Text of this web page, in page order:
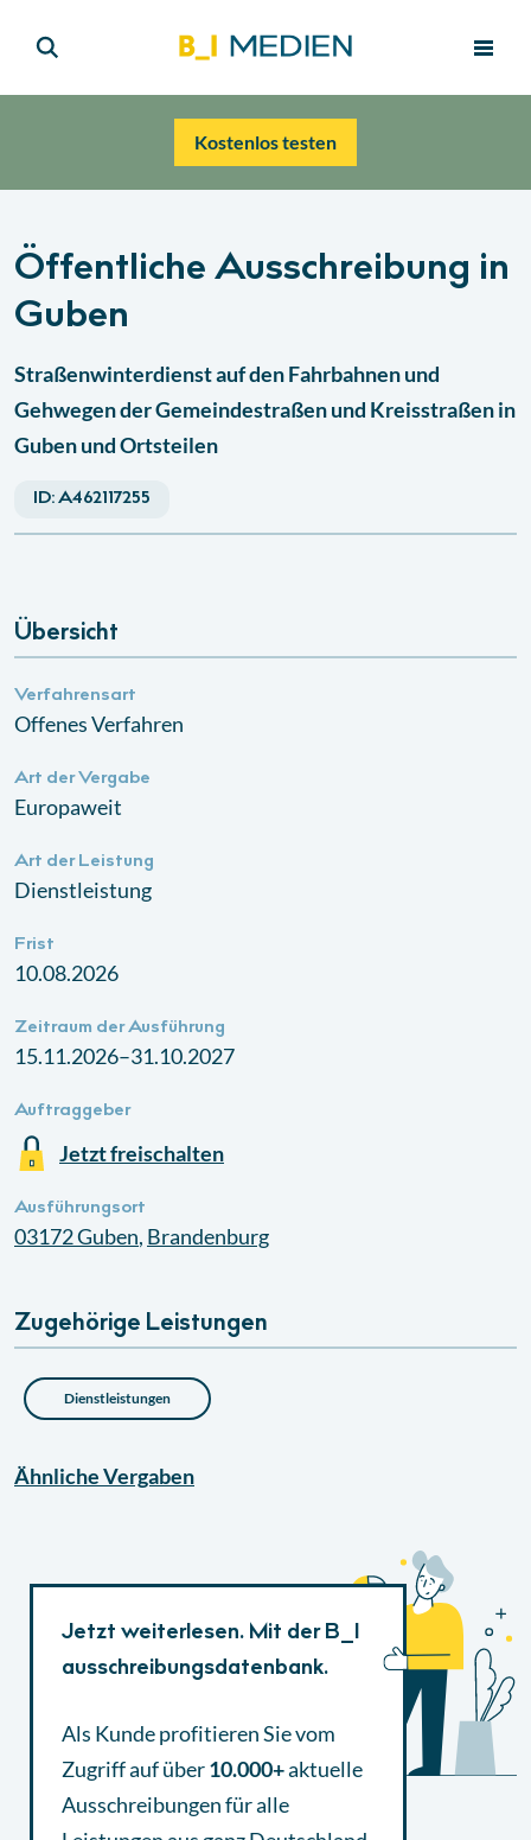
Kostenlos testen
Öffentliche Ausschreibung in
Guben
Straßenwinterdienst auf den Fahrbahnen und
Gehwegen der Gemeindestraßen und Kreisstraßen in
Guben und Ortsteilen
ID:A462117255
Übersicht
Verfahrensart
Offenes Verfahren
Art der Vergabe
Europaweit
Art der Leistung
Dienstleistung
Frist
10.08.2026
Zeitraum der Ausführung
15.11.2026–31.10.2027
Auftraggeber
Jetzt freischalten
Ausführungsort
03172Guben, Brandenburg
Zugehörige Leistungen
Dienstleistungen
ÄhnlicheVergaben
Jetzt weiterlesen. Mit der B_I
ausschreibungsdatenbank.
Als Kunde profitieren Sie vom
Zugriff auf über10.000+aktuelle
Ausschreibungenfür alle